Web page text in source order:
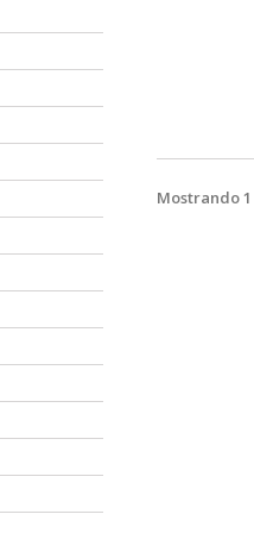
Mostrando 1